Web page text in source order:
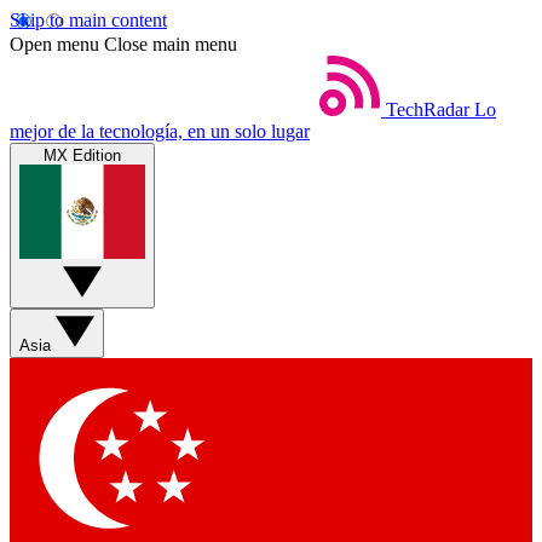
Skip to main content
Open menu Close main menu
TechRadar Lo
mejor de la tecnología, en un solo lugar
MX Edition
Asia